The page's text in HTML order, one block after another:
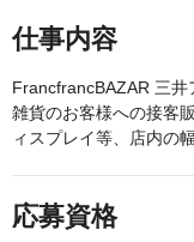
仕事内容
FrancfrancBAZAR 三
雑貨のお客様への接客
ィスプレイ等、店内の
応募資格